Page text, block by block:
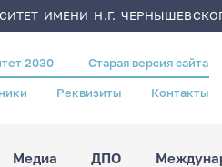
ИМЕНИ Н.Г.
2030 Старая версия сайта
Реквизиты Контакты
Медиа ДПО